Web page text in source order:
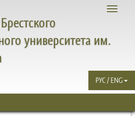
Toggle
университета им.
РУС / ENG